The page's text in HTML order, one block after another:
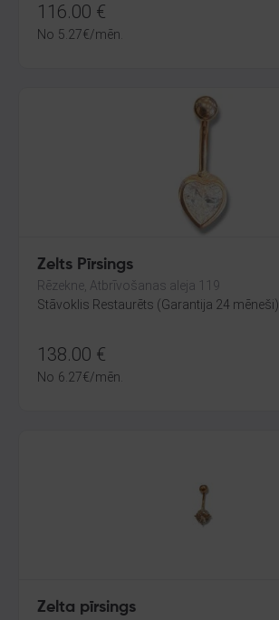
116.00 €
No 5.27€/mēn.
Zelts Pīrsings
Rēzekne, Atbrīvošanas aleja 119
Stāvoklis Restaurēts (Garantija 24 mēneši)
138.00 €
No 6.27€/mēn.
Zelta pīrsings